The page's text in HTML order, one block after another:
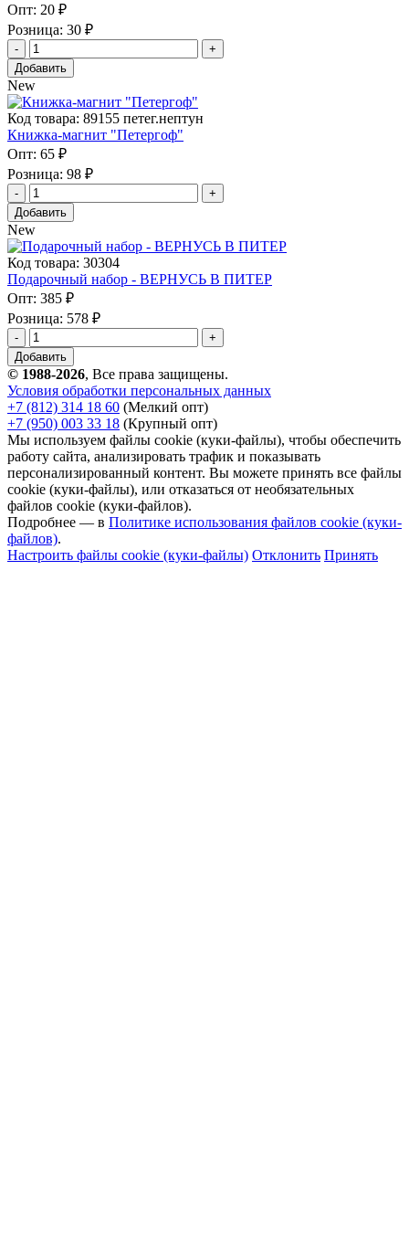
Опт: 20 ₽
Розница: 30 ₽
Добавить
New
Код товара: 89155 петег.нептун
Книжка-магнит "Петергоф"
Опт: 65 ₽
Розница: 98 ₽
Добавить
New
Код товара: 30304
Подарочный набор - ВЕРНУСЬ В ПИТЕР
Опт: 385 ₽
Розница: 578 ₽
Добавить
© 1988-2026, Все права защищены.
Условия обработки персональных данных
+7 (812) 314 18 60 (Мелкий опт)
+7 (950) 003 33 18 (Крупный опт)
Мы используем файлы cookie (куки-файлы), чтобы обеспечить
работу сайта, анализировать трафик и показывать
персонализированный контент. Вы можете принять все файлы
cookie (куки-файлы), или отказаться от необязательных
файлов cookie (куки-файлов).
Подробнее — в Политике использования файлов cookie (куки-
файлов).
Настроить файлы cookie (куки-файлы) Отклонить Принять